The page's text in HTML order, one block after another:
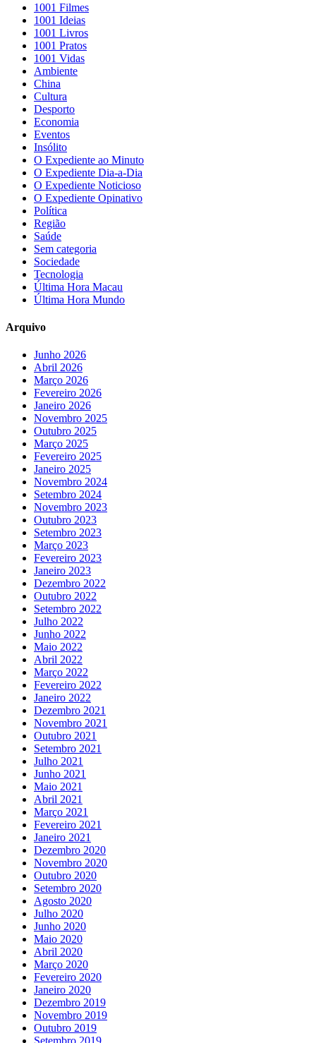
1001 Filmes
1001 Ideias
1001 Livros
1001 Pratos
1001 Vidas
Ambiente
China
Cultura
Desporto
Economia
Eventos
Insólito
O Expediente ao Minuto
O Expediente Dia-a-Dia
O Expediente Noticioso
O Expediente Opinativo
Política
Região
Saúde
Sem categoria
Sociedade
Tecnologia
Última Hora Macau
Última Hora Mundo
Arquivo
Junho 2026
Abril 2026
Março 2026
Fevereiro 2026
Janeiro 2026
Novembro 2025
Outubro 2025
Março 2025
Fevereiro 2025
Janeiro 2025
Novembro 2024
Setembro 2024
Novembro 2023
Outubro 2023
Setembro 2023
Março 2023
Fevereiro 2023
Janeiro 2023
Dezembro 2022
Outubro 2022
Setembro 2022
Julho 2022
Junho 2022
Maio 2022
Abril 2022
Março 2022
Fevereiro 2022
Janeiro 2022
Dezembro 2021
Novembro 2021
Outubro 2021
Setembro 2021
Julho 2021
Junho 2021
Maio 2021
Abril 2021
Março 2021
Fevereiro 2021
Janeiro 2021
Dezembro 2020
Novembro 2020
Outubro 2020
Setembro 2020
Agosto 2020
Julho 2020
Junho 2020
Maio 2020
Abril 2020
Março 2020
Fevereiro 2020
Janeiro 2020
Dezembro 2019
Novembro 2019
Outubro 2019